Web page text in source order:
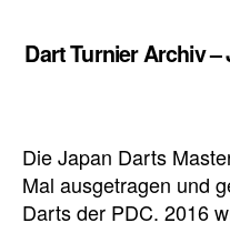
Dart Turnier Archiv –
Die Japan Darts
Mal ausgetragen und
Darts der PDC. 2016